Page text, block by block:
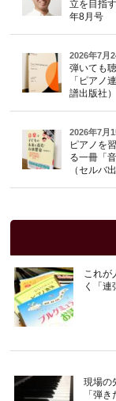
立を目指
年8月号
2026年7月
弾いても
「ピアノ
譜出版社）
2026年7月
ピアノを
る一冊「
（セルバ
これが
く「連
現場の
「弾